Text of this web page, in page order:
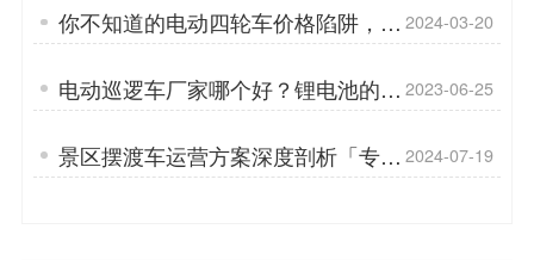
你不知道的电动四轮车价格陷阱，我
都踩过——车型[专菱]
2024-03-20
电动巡逻车厂家哪个好？锂电池的优
点有哪些？「专菱」
2023-06-25
景区摆渡车运营方案深度剖析「专
菱」
2024-07-19